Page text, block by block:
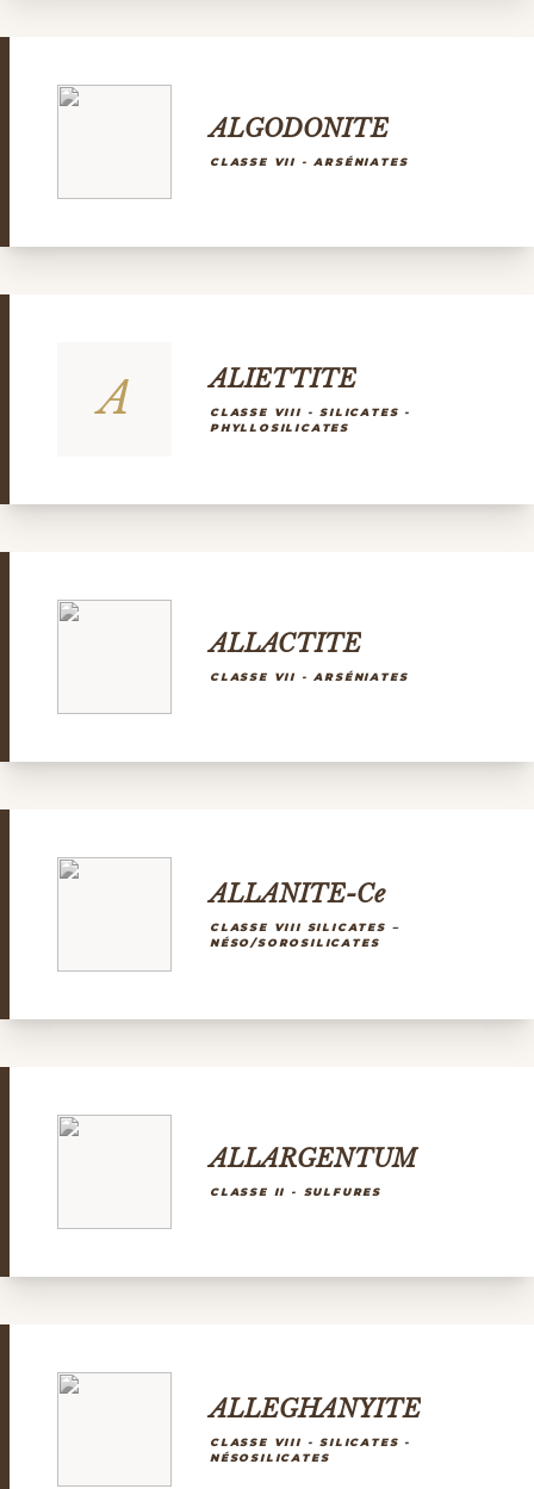
ALGODONITE
CLASSE VII - ARSÉNIATES
A ALIETTITE
CLASSE VIII - SILICATES -
PHYLLOSILICATES
ALLACTITE
CLASSE VII - ARSÉNIATES
ALLANITE-Ce
CLASSE VIII SILICATES –
NÉSO/SOROSILICATES
ALLARGENTUM
CLASSE II - SULFURES
ALLEGHANYITE
CLASSE VIII - SILICATES -
NÉSOSILICATES